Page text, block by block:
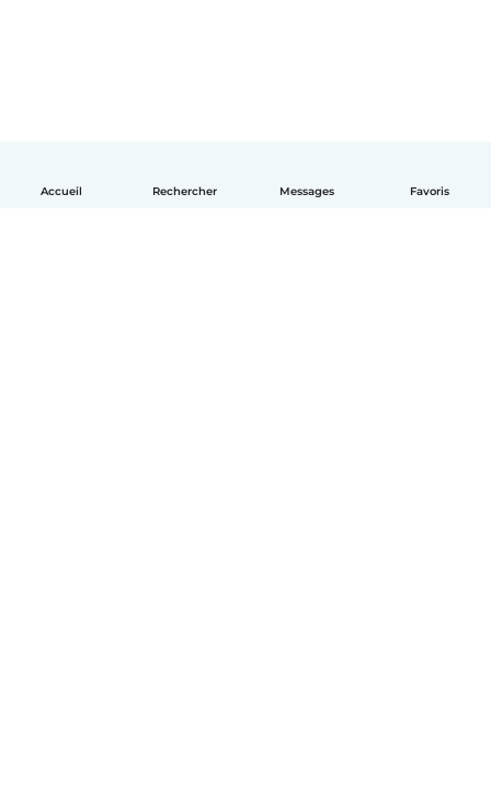
Accueil Rechercher Messages Favoris